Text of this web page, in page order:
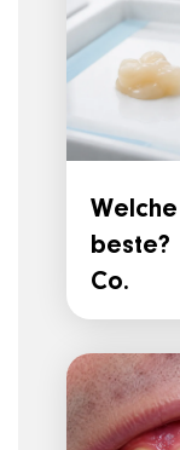
beste?
Co.